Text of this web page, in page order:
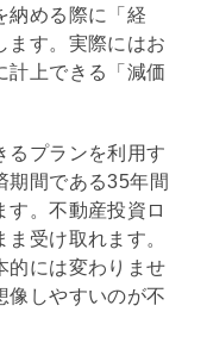
納める際に「経
ます。実際にはお
上できる「 減価
るプランを利用す
期間である35年間
す。不動産投資ロ
受け取れます。
的には変わりませ
像しやすいのが不